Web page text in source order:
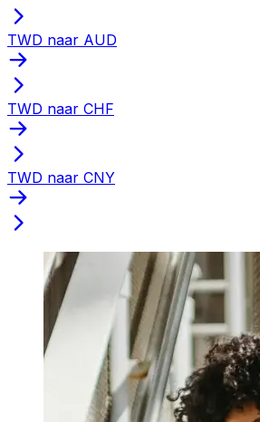
TWD naar AUD
TWD naar CHF
TWD naar CNY